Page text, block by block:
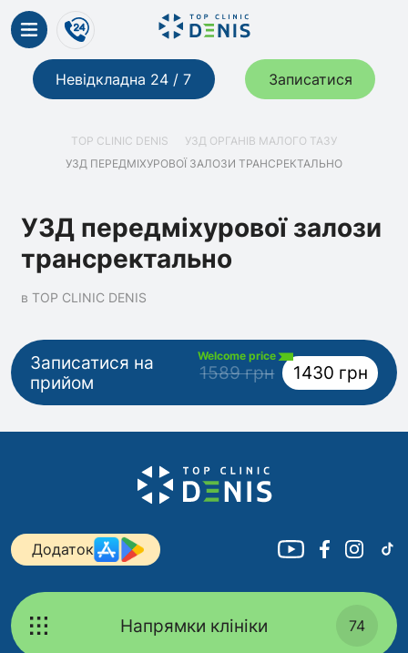
Невідкладна 24 / 7 Записатися
TOP CLINIC DENIS
УЗД ОРГАНІВ МАЛОГО ТАЗУ
УЗД ПЕРЕДМІХУРОВОЇ ЗАЛОЗИ ТРАНСРЕКТАЛЬНО
УЗД передміхурової залози
трансректально
в TOP CLINIC DENIS
Записатися на
прийом
Welcome price
1589 грн 1430 грн
Додаток
Напрямки клініки 74